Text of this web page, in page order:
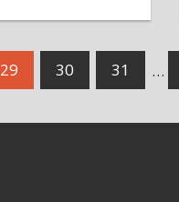
29 30 31 …